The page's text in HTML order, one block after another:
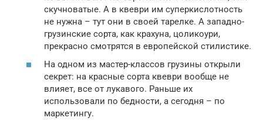
скучноватые. А в квеври им суперкислотность
не нужна – тут они в своей тарелке. А западно-
грузинские сорта, как крахуна, цоликоури,
прекрасно смотрятся в европейской стилистике.
На одном из мастер-классов грузины открыли
секрет: на красные сорта квеври вообще не
влияет, все от лукавого. Раньше их
использовали по бедности, а сегодня – по
маркетингу.